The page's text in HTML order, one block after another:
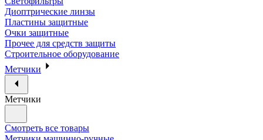
Диоптрические линзы
Пластины защитные
Очки защитные
Прочее для средств защиты
Строительное оборудование
Метчики
Метчики
Смотреть все товары